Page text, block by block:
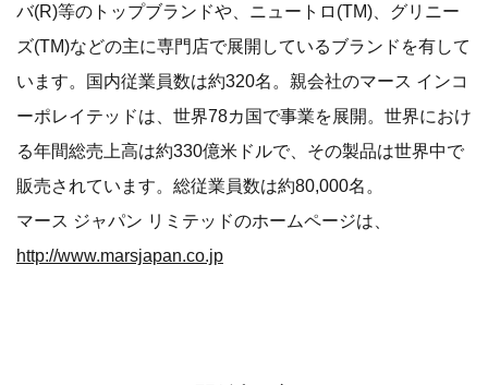
バ(R)等のトップブランドや、ニュートロ(TM)、グリニー
ズ(TM)などの主に専門店で展開しているブランドを有して
います。国内従業員数は約320名。親会社のマース インコ
ーポレイテッドは、世界78カ国で事業を展開。世界におけ
る年間総売上高は約330億米ドルで、その製品は世界中で
販売されています。総従業員数は約80,000名。
マース ジャパン リミテッドのホームページは、
http://www.marsjapan.co.jp